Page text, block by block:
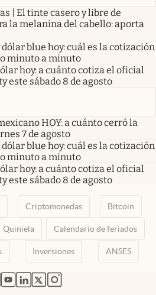
| El tinte casero y libre de
la melanina del cabello: aporta
blue hoy: cuál es la cotización
minuto a minuto
hoy: a cuánto cotiza el oficial
este sábado 8 de agosto
HOY: a cuánto cerró la
7 de agosto
blue hoy: cuál es la cotización
minuto a minuto
hoy: a cuánto cotiza el oficial
este sábado 8 de agosto
Criptomonedas Bitcoin
Quiniela Calendario de feriados
Inversiones ANSES
abre en nueva pestaña
abre en nueva pestaña
abre en nueva pestaña
abre en nueva pestaña
abre en nueva pestaña